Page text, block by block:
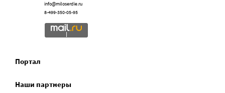
info@miloserdie.ru
8-499-350-05-95
Портал
Наши партнеры